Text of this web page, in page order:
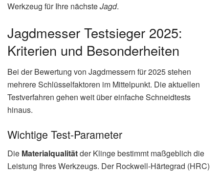
Werkzeug für Ihre nächsteJagd.
Jagdmesser Testsieger 2025:
Kriterien und Besonderheiten
Bei der Bewertung von Jagdmessern für 2025 stehen
mehrere Schlüsselfaktoren im Mittelpunkt. Die aktuellen
Testverfahren gehen weit über einfache Schneidtests
hinaus.
Wichtige Test-Parameter
Die Materialqualitätder Klinge bestimmt maßgeblich die
Leistung Ihres Werkzeugs. Der Rockwell-Härtegrad (HRC)